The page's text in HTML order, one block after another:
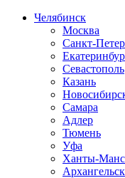
Челябинск
Москва
Санкт-
Севастополь
Казань
Самара
Адлер
Тюмень
Уфа
Ханты-
Архангельск